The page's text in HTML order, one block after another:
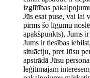
izglītības
Jūs esat puse, vai lai
pirms šo līgumu
apakšpunkts), Jums
Jums ir tiesības
situāciju, pret Jūsu
apstrādā Jūsu
leģitīmajām